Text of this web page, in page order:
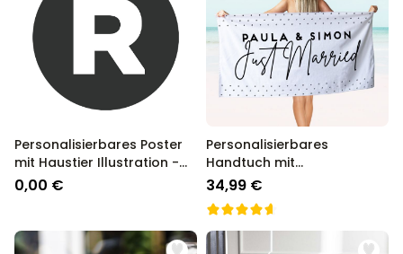
Personalisierbares Poster
mit Haustier Illustration -
Design
0,00 €
Personalisierbares
Handtuch mit
verschiedenen
Hintergründen
34,99 €